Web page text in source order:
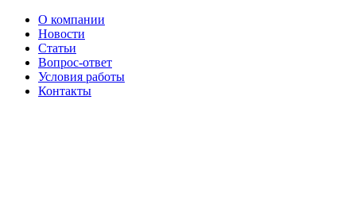
О компании
Новости
Статьи
Вопрос-ответ
Условия работы
Контакты